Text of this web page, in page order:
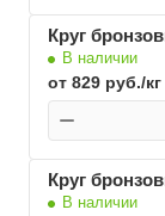
Круг
В наличии
от 829 руб./кг
Круг
В наличии